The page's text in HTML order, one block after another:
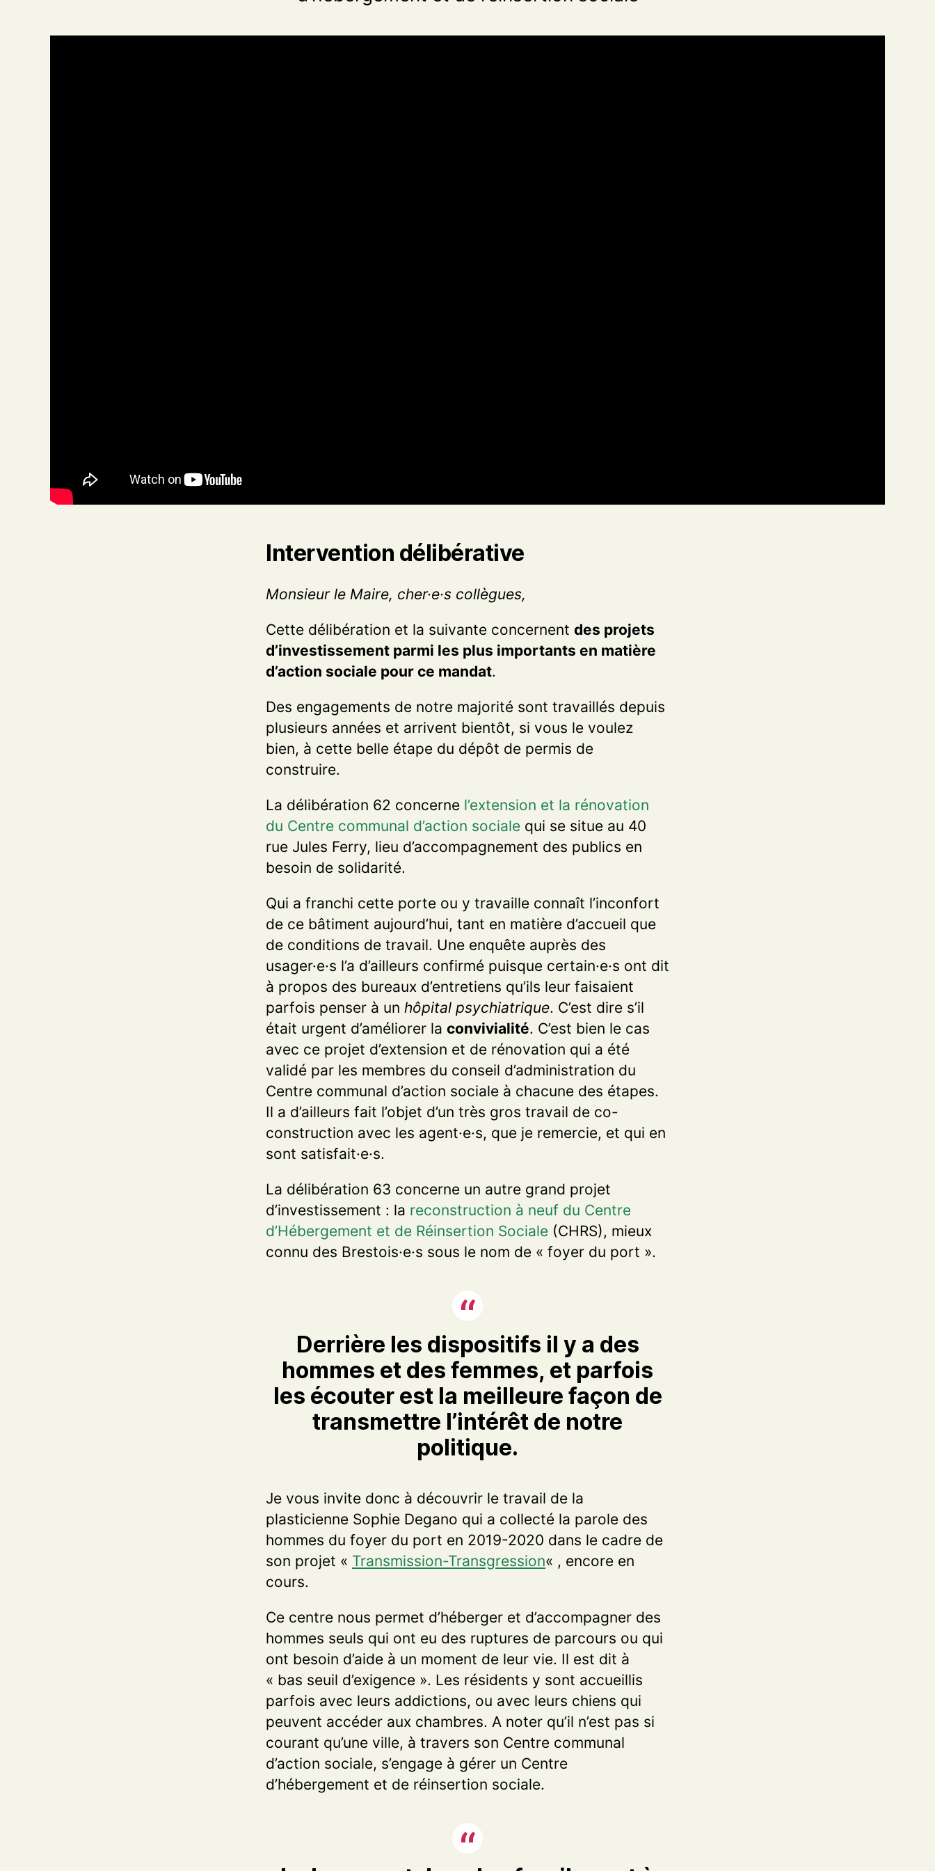
Intervention délibérative
Monsieur le Maire, cher·e·s collègues,
Cette délibération et la suivante concernent des projets
d’investissement parmi les plus importants en matière
d’action sociale pour ce mandat.
Des engagements de notre majorité sont travaillés depuis
plusieurs années et arrivent bientôt, si vous le voulez
bien, à cette belle étape du dépôt de permis de
construire.
La délibération 62 concerne l’extension et la rénovation
du Centre communal d’action sociale qui se situe au 40
rue Jules Ferry, lieu d’accompagnement des publics en
besoin de solidarité.
Qui a franchi cette porte ou y travaille connaît l’inconfort
de ce bâtiment aujourd’hui, tant en matière d’accueil que
de conditions de travail. Une enquête auprès des
usager·e·s l’a d’ailleurs confirmé puisque certain·e·s ont dit
à propos des bureaux d’entretiens qu’ils leur faisaient
parfois penser à un hôpital psychiatrique. C’est dire s’il
était urgent d’améliorer la convivialité. C’est bien le cas
avec ce projet d’extension et de rénovation qui a été
validé par les membres du conseil d’administration du
Centre communal d’action sociale à chacune des étapes.
Il a d’ailleurs fait l’objet d’un très gros travail de co-
construction avec les agent·e·s, que je remercie, et qui en
sont satisfait·e·s.
La délibération 63 concerne un autre grand projet
d’investissement : la reconstruction à neuf du Centre
d’Hébergement et de Réinsertion Sociale (CHRS), mieux
connu des Brestois·e·s sous le nom de « foyer du port ».
Derrière les dispositifs il y a des
hommes et des femmes, et parfois
les écouter est la meilleure façon de
transmettre l’intérêt de notre
politique.
Je vous invite donc à découvrir le travail de la
plasticienne Sophie Degano qui a collecté la parole des
hommes du foyer du port en 2019-2020 dans le cadre de
son projet « Transmission-Transgression« , encore en
cours.
Ce centre nous permet d’héberger et d’accompagner des
hommes seuls qui ont eu des ruptures de parcours ou qui
ont besoin d’aide à un moment de leur vie. Il est dit à
« bas seuil d’exigence ». Les résidents y sont accueillis
parfois avec leurs addictions, ou avec leurs chiens qui
peuvent accéder aux chambres. A noter qu’il n’est pas si
courant qu’une ville, à travers son Centre communal
d’action sociale, s’engage à gérer un Centre
d’hébergement et de réinsertion sociale.